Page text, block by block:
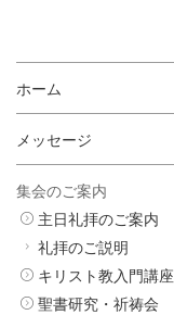
ホーム
メッセージ
集会のご案内
主日礼拝のご案内
礼拝のご説明
キリスト教入門講座
聖書研究・祈祷会